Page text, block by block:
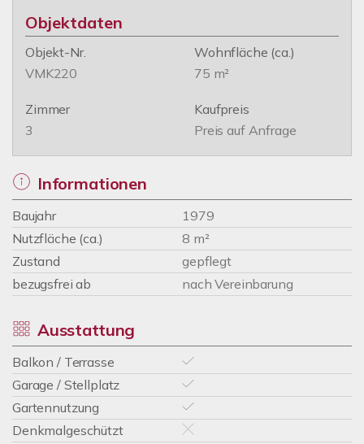
Objektdaten
Objekt-Nr.
VMK220
Wohnfläche (ca.)
75 m²
Zimmer
3
Kaufpreis
Preis auf Anfrage
Informationen
Baujahr
1979
Nutzfläche (ca.)
8 m²
Zustand
gepflegt
bezugsfrei ab
nach Vereinbarung
Ausstattung
Balkon / Terrasse
Garage / Stellplatz
Gartennutzung
Denkmalgeschützt